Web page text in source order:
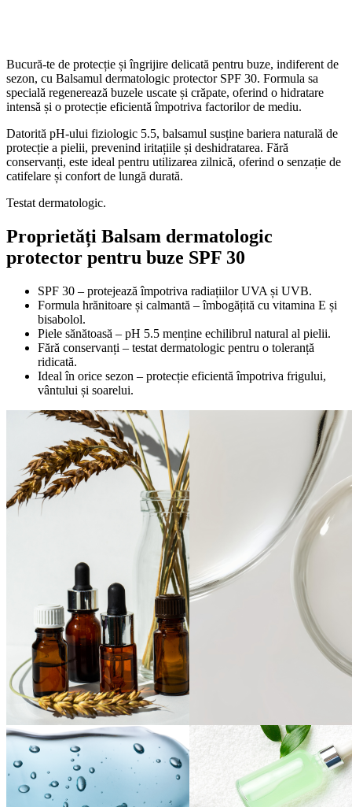
Bucură-te de protecție și îngrijire delicată pentru buze, indiferent de
sezon, cu Balsamul dermatologic protector SPF 30. Formula sa
specială regenerează buzele uscate și crăpate, oferind o hidratare
intensă și o protecție eficientă împotriva factorilor de mediu.
Datorită pH-ului fiziologic 5.5, balsamul susține bariera naturală de
protecție a pielii, prevenind iritațiile și deshidratarea. Fără
conservanți, este ideal pentru utilizarea zilnică, oferind o senzație de
catifelare și confort de lungă durată.
Testat dermatologic.
Proprietăți Balsam dermatologic
protector pentru buze SPF 30
SPF 30 – protejează împotriva radiațiilor UVA și UVB.
Formula hrănitoare și calmantă – îmbogățită cu vitamina E și
bisabolol.
Piele sănătoasă – pH 5.5 menține echilibrul natural al pielii.
Fără conservanți – testat dermatologic pentru o toleranță
ridicată.
Ideal în orice sezon – protecție eficientă împotriva frigului,
vântului și soarelui.